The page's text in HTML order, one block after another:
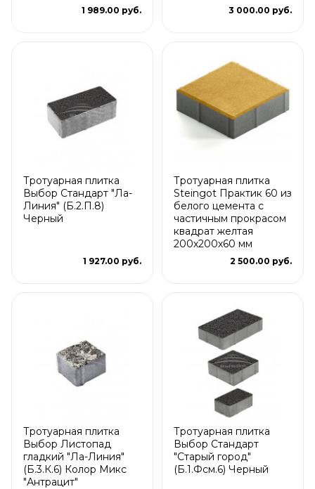
1 989.00 руб. 3 000.00 руб.
Тротуарная плитка
Выбор Стандарт "Ла-
Линия" (Б.2.П.8)
Черный
1 927.00 руб.
Тротуарная плитка
Steingot Практик 60 из
белого цемента с
частичным прокрасом
квадрат желтая
200х200х60 мм
2 500.00 руб.
Тротуарная плитка
Выбор Листопад
гладкий "Ла-Линия"
(Б.3.К.6) Колор Микс
"Антрацит"
Тротуарная плитка
Выбор Стандарт
"Старый город"
(Б.1.Фсм.6) Черный